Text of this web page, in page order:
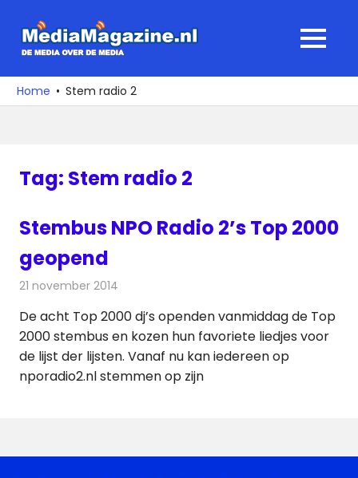
naar
media
over
MENU
Home Stem radio 2
Tag: Stem radio 2
Stembus NPO Radio 2’s Top 2000
geopend
21 november 2014
De acht Top 2000 dj’s openden vanmiddag de Top
2000 stembus en kozen hun favoriete liedjes voor
de lijst der lijsten. Vanaf nu kan iedereen op
nporadio2.nl stemmen op zijn